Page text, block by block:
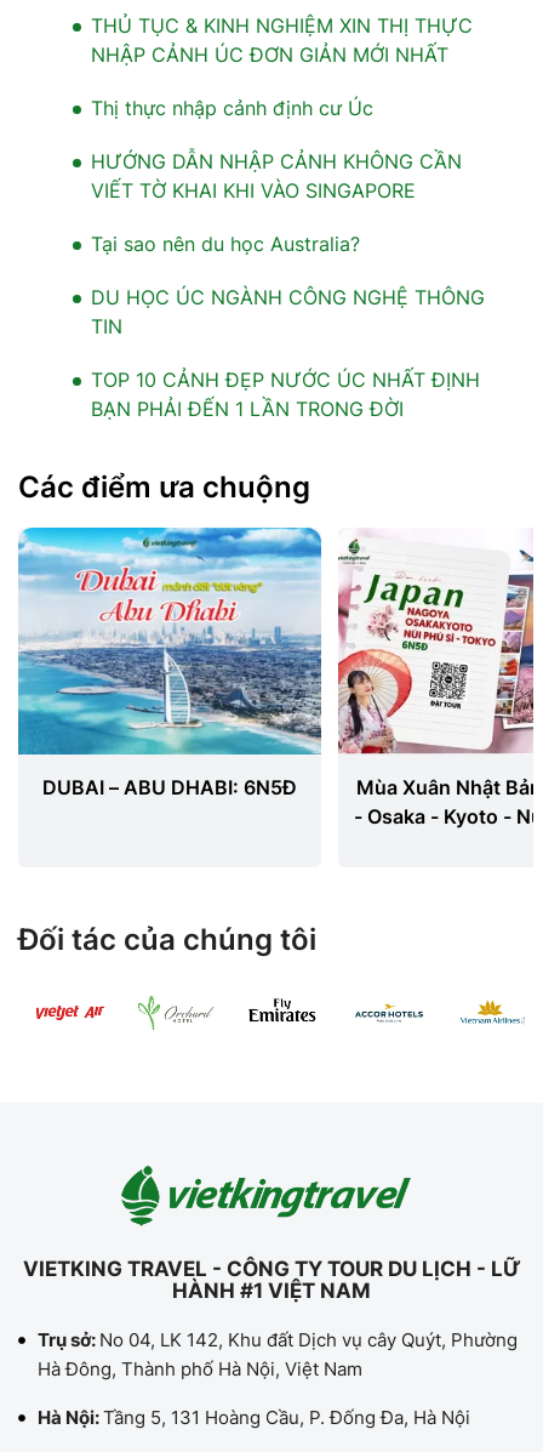
THỦ TỤC & KINH NGHIỆM XIN THỊ THỰC
NHẬP CẢNH ÚC ĐƠN GIẢN MỚI NHẤT
Thị thực nhập cảnh định cư Úc
HƯỚNG DẪN NHẬP CẢNH KHÔNG CẦN
VIẾT TỜ KHAI KHI VÀO SINGAPORE
Tại sao nên du học Australia?
DU HỌC ÚC NGÀNH CÔNG NGHỆ THÔNG
TIN
TOP 10 CẢNH ĐẸP NƯỚC ÚC NHẤT ĐỊNH
BẠN PHẢI ĐẾN 1 LẦN TRONG ĐỜI
Các điểm ưa chuộng
DUBAI – ABU DHABI: 6N5Đ
Mùa Xuân Nhật
- Osaka - Kyoto -
Đối tác của chúng tôi
VIETKING TRAVEL - CÔNG TY TOUR DU LỊCH - LỮ
HÀNH #1 VIỆT NAM
Trụ sở: No 04, LK 142, Khu đất Dịch vụ cây Quýt, Phường
Hà Đông, Thành phố Hà Nội, Việt Nam
Hà Nội:Tầng 5, 131 Hoàng Cầu, P. Đống Đa, Hà Nội